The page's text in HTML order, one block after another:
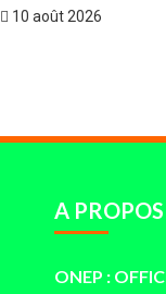
10 août 2026
A
ONEP :